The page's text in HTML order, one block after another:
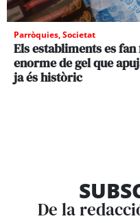
Parròquies,Societat
Els establiments es
enorme de gel que
ja és històric
De la